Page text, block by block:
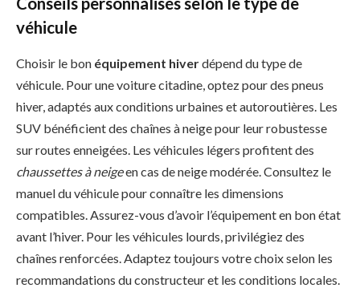
véhicule
Choisir le bon équipement hiverdépend du type de
véhicule. Pour une voiture citadine, optez pour des pneus
hiver, adaptés aux conditions urbaines et autoroutières. Les
SUV bénéficient des chaînes à neige pour leur robustesse
sur routes enneigées. Les véhicules légers profitent des
chaussettes à neigeen cas de neige modérée. Consultez le
manuel du véhicule pour connaître les dimensions
compatibles. Assurez-vous d’avoir l’équipement en bon état
avant l’hiver. Pour les véhicules lourds, privilégiez des
chaînes renforcées. Adaptez toujours votre choix selon les
recommandations du constructeur et les conditions locales.